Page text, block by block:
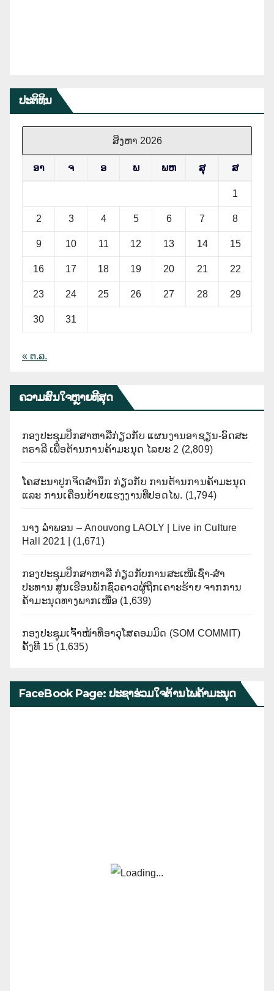
ປະຕິທິນ
ສິງຫາ 2026
ອາ ຈ ອ ພ ພຫ ສຸ ສ
1
2 3 4 5 6 7 8
9 10 11 12 13 14 15
16 17 18 19 20 21 22
23 24 25 26 27 28 29
30 31
« ຕ.ລ.
ຄວາມສົນໃຈຫຼາຍທີີສຸດ
ກອງປະຊຸມປຶກສາຫາລືກ່ຽວກັບ ແຜນງານອາຊຽນ-ອົດສະ
ຕຣາລີ ເພື່ອຕ້ານການຄ້າມະນຸດ ໄລຍະ 2 (2,809)
ໂຄສະນາປູກຈິດສຳນຶກ ກ່ຽວກັບ ການຕ້ານການຄ້າມະນຸດ
ແລະ ການເຄື່ອນຍ້າຍແຮງງານທີ່ປອດໄພ. (1,794)
ນາງ ລຳພອນ – Anouvong LAOLY | Live in Culture
Hall 2021 |
(1,671)
ກອງປະຊຸມປຶກສາຫາລື ກ່ຽວກັບການສະເໜີເຊົ່າ-ສໍາ
ປະທານ ສູນເຮືອນພັກຊົ່ວຄາວຜູ້ຖືກເຄາະຮ້າຍ ຈາກການ
ຄ້າມະນຸດທາງພາກເໜືອ (1,639)
ກອງປະຊຸມເຈົ້າໜ້າທີ່ອາວຸໂສຄອມມິດ (SOM COMMIT)
ຄັ້ງທີ 15 (1,635)
FaceBook Page: ປະຊາຮ່ວມໃຈຕ້ານໄພຄ້າມະນຸດ